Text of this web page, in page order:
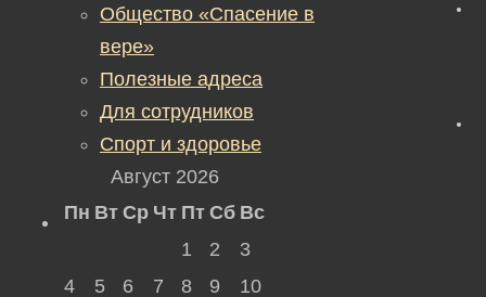
Общество «Спасение в
вере»
Полезные адреса
Для сотрудников
Спорт и здоровье
Август 2026
Пн Вт Ср Чт Пт Сб Вс
1
2
3
4
5 6 7 8 9 10